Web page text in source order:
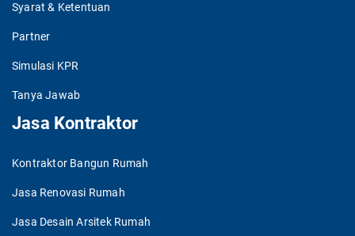
Syarat & Ketentuan
Partner
Simulasi KPR
Tanya Jawab
Jasa Kontraktor
Kontraktor Bangun Rumah
Jasa Renovasi Rumah
Jasa Desain Arsitek Rumah